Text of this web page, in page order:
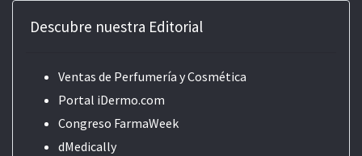
Descubre nuestra Editorial
Ventas de Perfumería y Cosmética
Portal iDermo.com
Congreso FarmaWeek
dMedically